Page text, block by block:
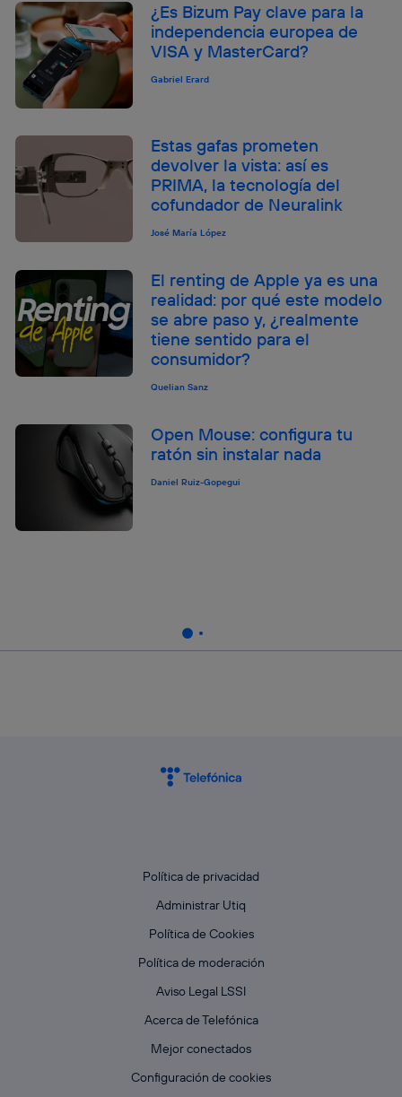
¿Es Bizum Pay clave para la
independencia europea de
VISA y MasterCard?
Gabriel Erard
Estas gafas prometen
devolver la vista: así es
PRIMA, la tecnología del
cofundador de Neuralink
José María López
El renting de Apple ya es una
realidad: por qué este modelo
se abre paso y, ¿realmente
tiene sentido para el
consumidor?
Quelian Sanz
Open Mouse: configura tu
ratón sin instalar nada
Daniel Ruiz-Gopegui
Política de privacidad
Administrar Utiq
Política de Cookies
Política de moderación
Aviso Legal LSSI
Acerca de Telefónica
Mejor conectados
Configuración de cookies